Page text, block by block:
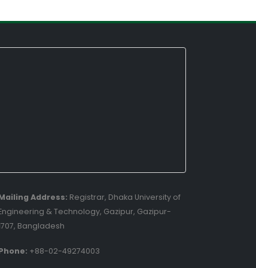
Address: Registrar, Dhaka University of
& Technology, Gazipur, Gazipur-
Bangladesh
+88-02-49274003